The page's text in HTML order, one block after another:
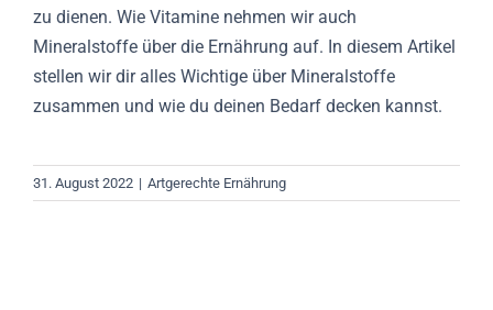
zu dienen. Wie Vitamine nehmen wir auch
Mineralstoffe über die Ernährung auf. In diesem Artikel
stellen wir dir alles Wichtige über Mineralstoffe
zusammen und wie du deinen Bedarf decken kannst.
31. August 2022 | Artgerechte Ernährung